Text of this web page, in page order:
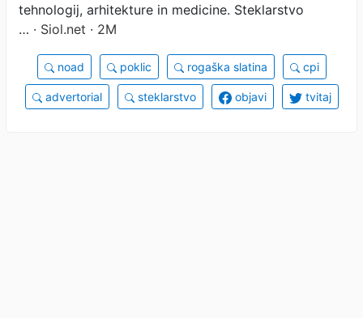
tehnologij, arhitekture in medicine. Steklarstvo
… · Siol.net · 2M
noad poklic rogaška slatina cpi
advertorial steklarstvo objavi tvitaj